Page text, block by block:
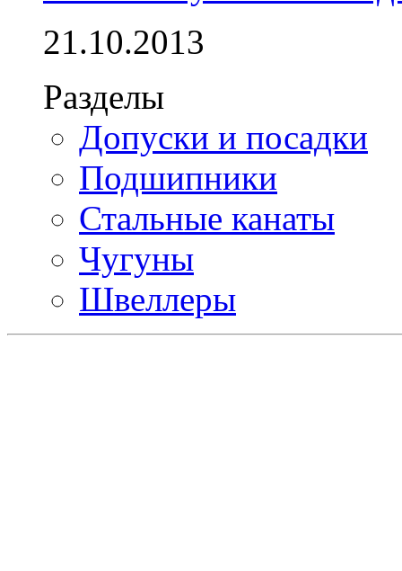
21.10.2013
Разделы
Допуски и посадки
Подшипники
Стальные канаты
Чугуны
Швеллеры